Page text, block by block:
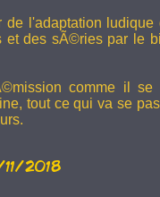
de l'adaptation
et des sÃ©ries par le
comme il se
tout ce qui va se
2018